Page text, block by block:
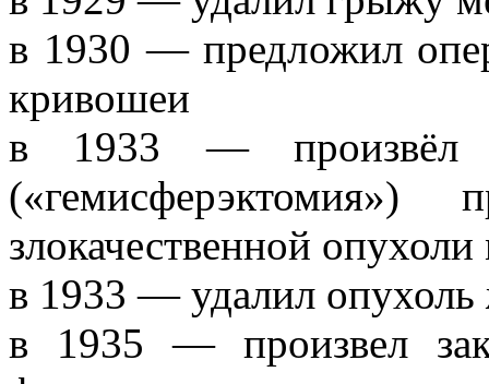
в 1930 — предложил
кривошеи
в 1933 — произвёл
злокачественной опухоли
в 1933 — удалил опухоль
в 1935 — произвел